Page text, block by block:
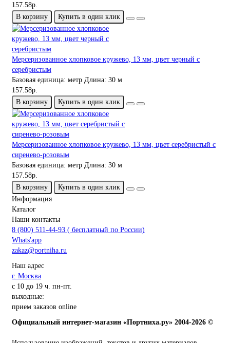
157.58р.
В корзину
Купить в один клик
Мерсеризованное хлопковое кружево, 13 мм, цвет черный с
серебристым
Базовая единица: метр Длина: 30 м
157.58р.
В корзину
Купить в один клик
Мерсеризованное хлопковое кружево, 13 мм, цвет серебристый с
сиренево-розовым
Базовая единица: метр Длина: 30 м
157.58р.
В корзину
Купить в один клик
Информация
Каталог
Наши контакты
8 (800) 511-44-93 ( бесплатный по России)
Whats'app
zakaz@portniha.ru
Наш адрес
г. Москва
с 10 до 19 ч. пн-пт.
выходные:
прием заказов online
Официальный интернет-магазин «Портниха.ру» 2004-2026 ©